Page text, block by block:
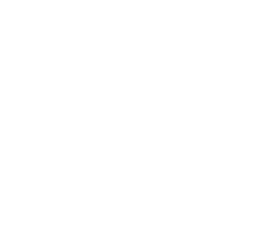
A través da